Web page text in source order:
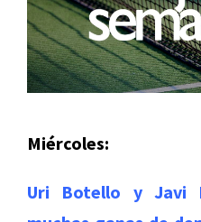
Miércoles:
Uri Botello y Javi